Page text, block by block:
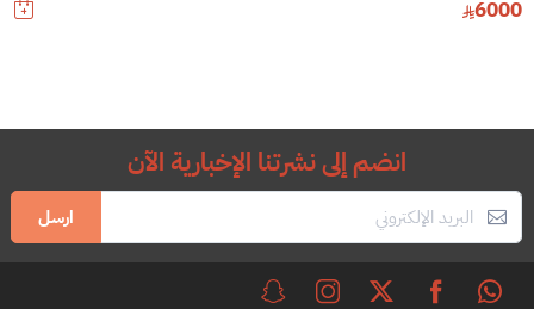
6000
انضم إلى نشرتنا الإخبارية الآن
ارسل